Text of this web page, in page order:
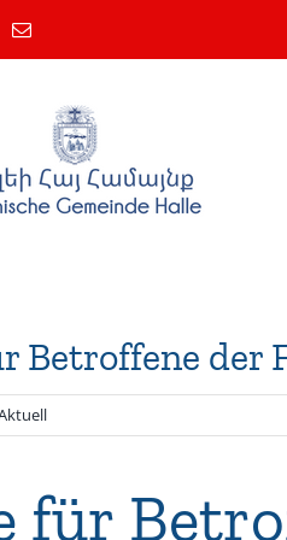
E-
Betroffene der
für